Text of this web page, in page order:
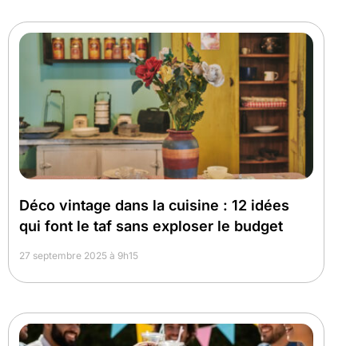
Déco vintage dans la cuisine : 12 idées
qui font le taf sans exploser le budget
27 septembre 2025 à 9h15